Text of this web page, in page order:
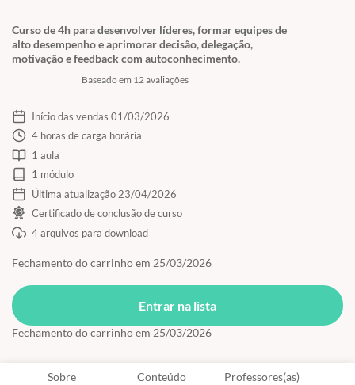
Curso de 4h para desenvolver líderes, formar equipes de
alto desempenho e aprimorar decisão, delegação,
motivação e feedback com autoconhecimento.
Baseado em 12 avaliações
Início das vendas 01/03/2026
4 horas de carga horária
1 aula
1 módulo
Última atualização 23/04/2026
Certificado de conclusão de curso
4 arquivos para download
Fechamento do carrinho em 25/03/2026
Entrar na lista
Fechamento do carrinho em 25/03/2026
Sobre Conteúdo Professores(as)